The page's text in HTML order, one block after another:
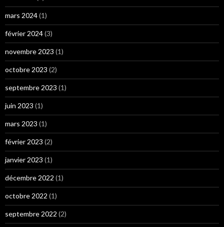
mars 2024(1)
février 2024(3)
novembre 2023 (1)
octobre 2023 (2)
septembre 2023 (1)
juin 2023 (1)
mars 2023 (1)
février 2023 (2)
janvier 2023 (1)
décembre 2022 (1)
octobre 2022 (1)
septembre 2022 (2)